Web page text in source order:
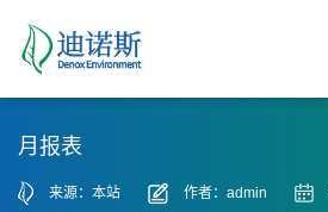
月报表
来源：本站 作者：admin